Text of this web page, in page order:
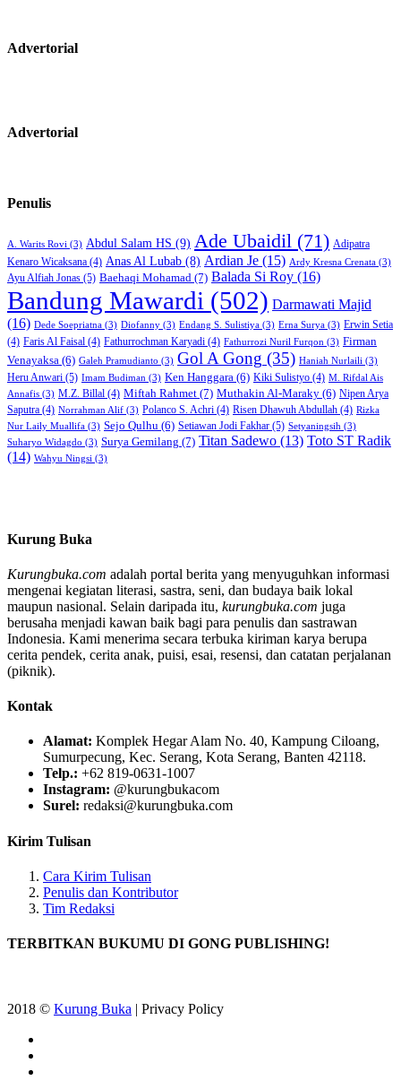
Advertorial
Advertorial
Penulis
A. Warits Rovi (3) Abdul Salam HS (9) Ade Ubaidil (71) Adipatra
Kenaro Wicaksana (4) Anas Al Lubab (8) Ardian Je (15) Ardy Kresna Crenata (3)
Ayu Alfiah Jonas (5) Baehaqi Mohamad (7) Balada Si Roy (16)
Bandung Mawardi (502) Darmawati Majid
(16) Dede Soepriatna (3) Diofanny (3) Endang S. Sulistiya (3) Erna Surya (3) Erwin Setia
(4) Faris Al Faisal (4) Fathurrochman Karyadi (4) Fathurrozi Nuril Furqon (3) Firman
Venayaksa (6) Galeh Pramudianto (3) Gol A Gong (35) Haniah Nurlaili (3)
Heru Anwari (5) Imam Budiman (3) Ken Hanggara (6) Kiki Sulistyo (4) M. Rifdal Ais
Annafis (3) M.Z. Billal (4) Miftah Rahmet (7) Muthakin Al-Maraky (6) Nipen Arya
Saputra (4) Norrahman Alif (3) Polanco S. Achri (4) Risen Dhawuh Abdullah (4) Rizka
Nur Laily Muallifa (3) Sejo Qulhu (6) Setiawan Jodi Fakhar (5) Setyaningsih (3)
Suharyo Widagdo (3) Surya Gemilang (7) Titan Sadewo (13) Toto ST Radik
(14) Wahyu Ningsi (3)
Kurung Buka
Kurungbuka.com adalah portal berita yang menyuguhkan informasi
mengenai kegiatan literasi, sastra, seni, dan budaya baik lokal
maupun nasional. Selain daripada itu, kurungbuka.com juga
berusaha menjadi kawan baik bagi para penulis dan sastrawan
Indonesia. Kami menerima secara terbuka kiriman karya berupa
cerita pendek, cerita anak, puisi, esai, resensi, dan catatan perjalanan
(piknik).
Kontak
Alamat: Komplek Hegar Alam No. 40, Kampung Ciloang,
Sumurpecung, Kec. Serang, Kota Serang, Banten 42118.
Telp.: +62 819-0631-1007
Instagram: @kurungbukacom
Surel: redaksi@kurungbuka.com
Kirim Tulisan
Cara Kirim Tulisan
Penulis dan Kontributor
Tim Redaksi
TERBITKAN BUKUMU DI GONG PUBLISHING!
2018 © Kurung Buka | Privacy Policy